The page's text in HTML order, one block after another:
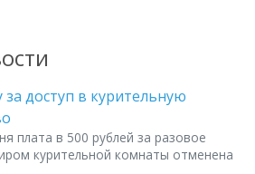
доступ в курительную
плата в 500 рублей за разовое
курительной комнаты отменена